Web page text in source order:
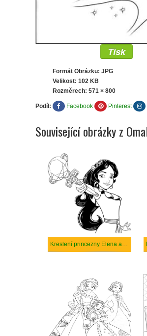
Tisk
Formát Obrázku: JPG
Velikost: 102 KB
Rozměrech: 571 × 800
Podíl: Facebook Pinterest
Související obrázky z
Kreslení princezny Elena a Skylar